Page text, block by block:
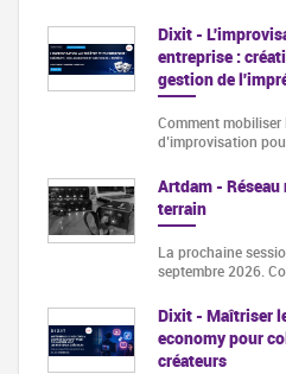
Dixit -
entreprise :
gestion de
Comment
d’improvisation
Artdam -
terrain
La prochaine
septembre 2026.
Dixit - Maîtriser
economy pour
créateurs